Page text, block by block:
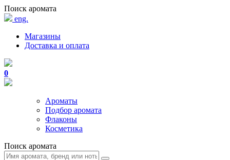
Поиск аромата
eng.
Магазины
Доставка и оплата
0
Ароматы
Подбор аромата
Флаконы
Косметика
Поиск аромата